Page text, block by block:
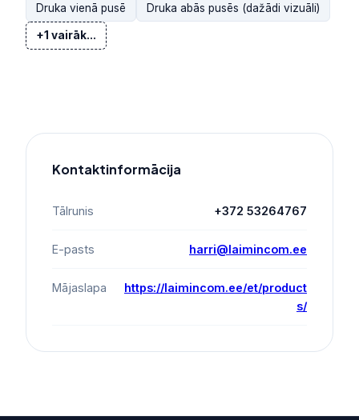
Druka vienā pusē Druka abās pusēs (dažādi vizuāli)
+1 vairāk...
Kontaktinformācija
Tālrunis +372 53264767
E-pasts harri@laimincom.ee
Mājaslapa
https://laimincom.ee/et/product
s/